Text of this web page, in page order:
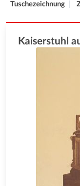
Tuschezeichnung
Kaiserstuhl